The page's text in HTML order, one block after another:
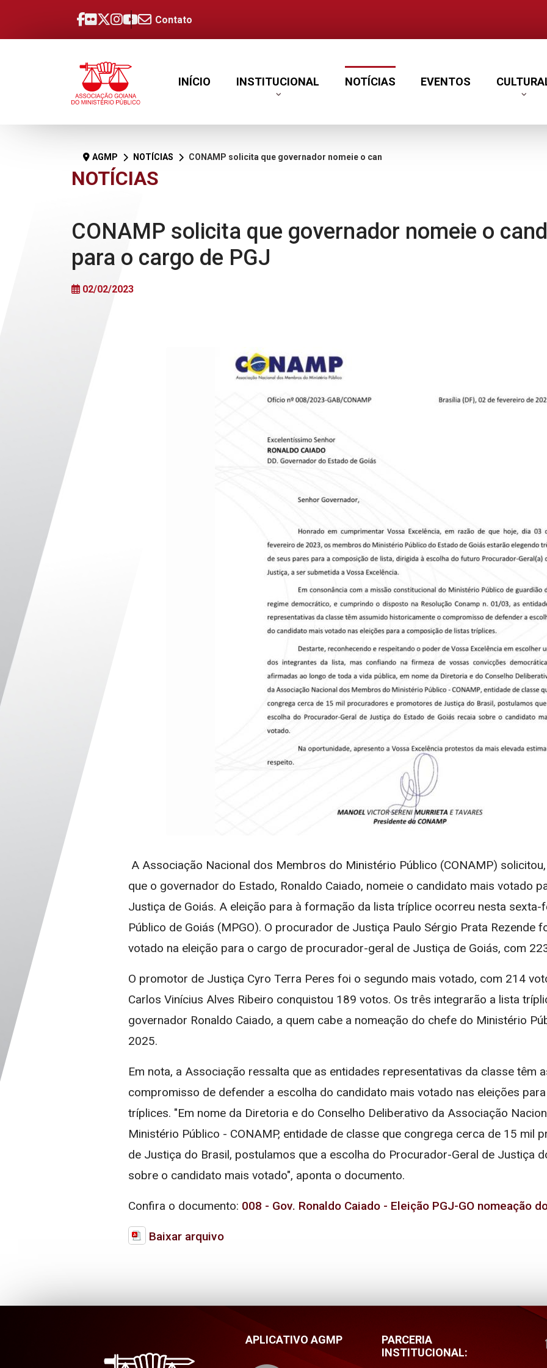
Contato
INÍCIO INSTITUCIONAL NOTÍCIAS EVENTOS
NOTÍCIAS
AGMP NOTÍCIAS CONAMP solicita que governador nomeie o candidato mais votado para o cargo de PGJ
CONAMP solicita que governador nomeie o
para o cargo de PGJ
02/02/2023
A Associação Nacional dos Membros do Ministério Público (CONAMP)
que o governador do Estado, Ronaldo Caiado, nomeie o candidato mais votado
Justiça de Goiás. A eleição para à formação da lista tríplice ocorreu nesta
Público de Goiás (MPGO). O procurador de Justiça Paulo Sérgio Prata Rezende
votado na eleição para o cargo de procurador-geral de Justiça de Goiás, com
O promotor de Justiça Cyro Terra Peres foi o segundo mais votado, com 214
Carlos Vinícius Alves Ribeiro conquistou 189 votos. Os três integrarão a lista
governador Ronaldo Caiado, a quem cabe a nomeação do chefe do Ministério
2025.
Em nota, a Associação ressalta que as entidades representativas da classe têm
compromisso de defender a escolha do candidato mais votado nas eleições
tríplices. "Em nome da Diretoria e do Conselho Deliberativo da Associação
Ministério Público - CONAMP, entidade de classe que congrega cerca de 15 mil
de Justiça do Brasil, postulamos que a escolha do Procurador-Geral de Justiça
sobre o candidato mais votado", aponta o documento.
Confira o documento: 008 - Gov. Ronaldo Caiado - Eleição PGJ-GO nomeação
Baixar arquivo
APLICATIVO AGMP
PARCERIA
INSTITUCIONAL: